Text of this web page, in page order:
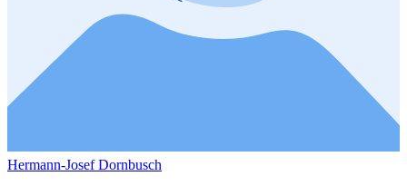
Hermann-Josef Dornbusch